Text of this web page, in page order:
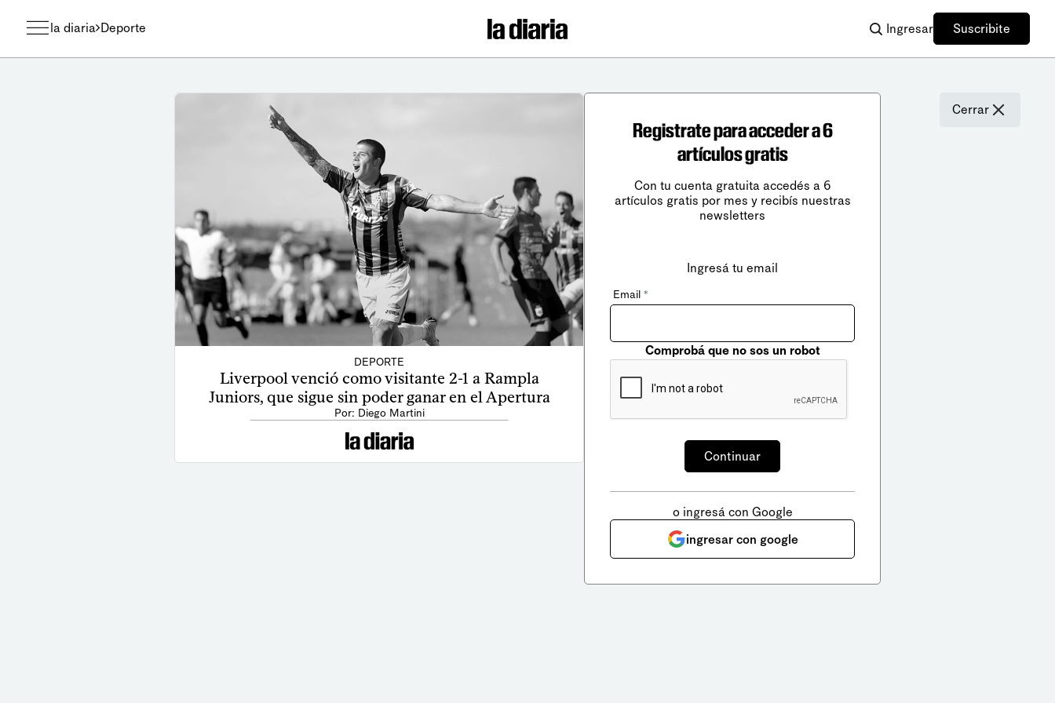
la diaria Deporte Ingresar Suscribite
DEPORTE
Liverpool venció como visitante 2-1 a Rampla
Juniors, que sigue sin poder ganar en el Apertura
Por: Diego Martini
Cerrar
Registrate para acceder a 6
artículos gratis
Con tu cuenta gratuita accedés a 6
artículos gratis por mes y recibís nuestras
newsletters
Ingresá tu email
Email *
Comprobá que no sos un robot
o ingresá con Google
ingresar con google